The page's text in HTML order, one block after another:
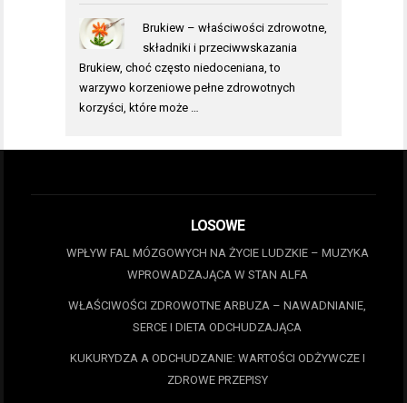
Brukiew – właściwości zdrowotne,
składniki i przeciwwskazania
Brukiew, choć często niedoceniana, to
warzywo korzeniowe pełne zdrowotnych
korzyści, które może …
LOSOWE
WPŁYW FAL MÓZGOWYCH NA ŻYCIE LUDZKIE – MUZYKA
WPROWADZAJĄCA W STAN ALFA
WŁAŚCIWOŚCI ZDROWOTNE ARBUZA – NAWADNIANIE,
SERCE I DIETA ODCHUDZAJĄCA
KUKURYDZA A ODCHUDZANIE: WARTOŚCI ODŻYWCZE I
ZDROWE PRZEPISY